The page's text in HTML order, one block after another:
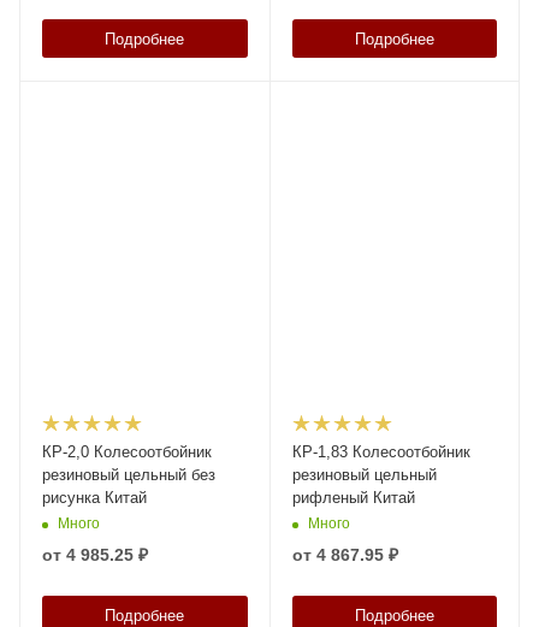
Подробнее Подробнее
КР-2,0 Колесоотбойник
резиновый цельный без
рисунка Китай
Много
от 4 985.25 ₽
Подробнее
КР-1,83 Колесоотбойник
резиновый цельный
рифленый Китай
Много
от 4 867.95 ₽
Подробнее